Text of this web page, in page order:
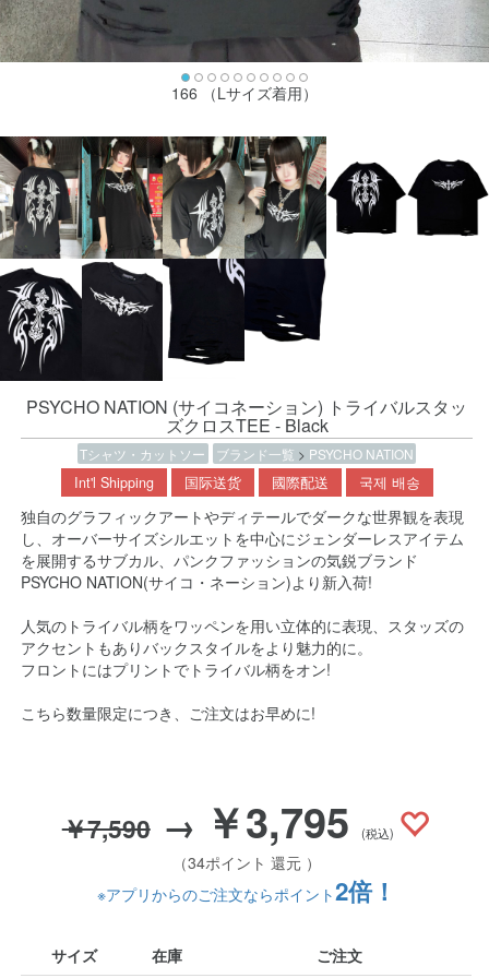
166 （Lサイズ着用）
PSYCHO NATION (サイコネーション) トライバルスタッ
ズクロスTEE - Black
Tシャツ・カットソー ブランド一覧 > PSYCHO NATION
Int'l Shipping 国际送货 國際配送 국제 배송
独自のグラフィックアートやディテールでダークな世界観を表現
し、オーバーサイズシルエットを中心にジェンダーレスアイテム
を展開するサブカル、パンクファッションの気鋭ブランド
PSYCHO NATION(サイコ・ネーション)より新入荷!
人気のトライバル柄をワッペンを用い立体的に表現、スタッズの
アクセントもありバックスタイルをより魅力的に。
フロントにはプリントでトライバル柄をオン!
こちら数量限定につき、ご注文はお早めに!
￥7,590 → ￥3,795 (税込)
（34ポイント 還元 ）
※アプリからのご注文ならポイント2倍！
サイズ 在庫 ご注文